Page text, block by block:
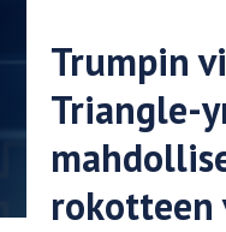
Trumpin
Triangle-
rokotteen